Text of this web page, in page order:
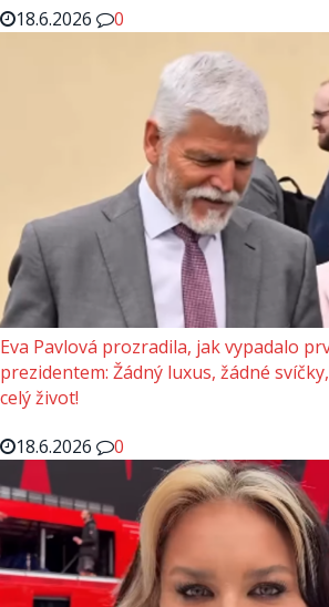
18.6.2026
0
Eva Pavlová prozradila, jak vypadalo
prezidentem: Žádný luxus, žádné
celý život!
18.6.2026
0